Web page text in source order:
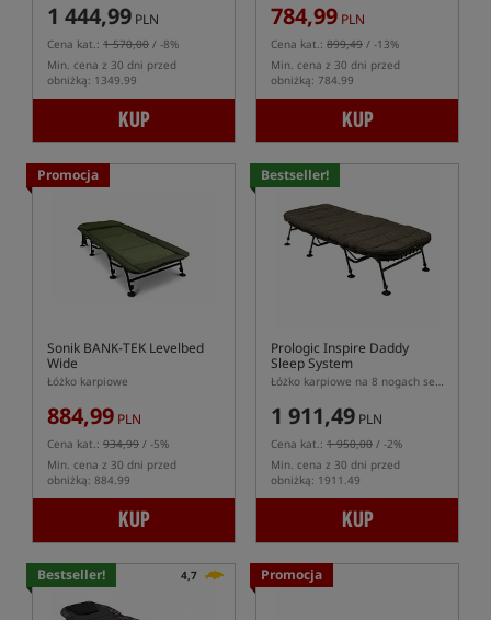
1 444,99 PLN
Cena kat.: 1 570,00 / -8%
Min. cena z 30 dni przed
obniżką: 1349.99
KUP
784,99 PLN
Cena kat.: 899,49 / -13%
Min. cena z 30 dni przed
obniżką: 784.99
KUP
Promocja
Sonik BANK-TEK Levelbed
Wide
Łóżko karpiowe
884,99 PLN
Cena kat.: 934,99 / -5%
Min. cena z 30 dni przed
obniżką: 884.99
KUP
Bestseller!
Prologic Inspire Daddy
Sleep System
Łóżko karpiowe na 8 nogach serii Inspire
1 911,49 PLN
Cena kat.: 1 950,00 / -2%
Min. cena z 30 dni przed
obniżką: 1911.49
KUP
Bestseller! 4,7 Promocja